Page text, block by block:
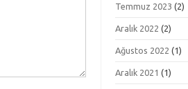
Temmuz 2023 (2)
Aralık 2022 (2)
Ağustos 2022 (1)
Aralık 2021 (1)